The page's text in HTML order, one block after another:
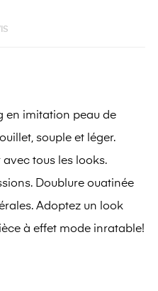
en imitation peau de
souple et léger.
tous les looks.
Doublure ouatinée
Adoptez un look
à effet mode inratable!